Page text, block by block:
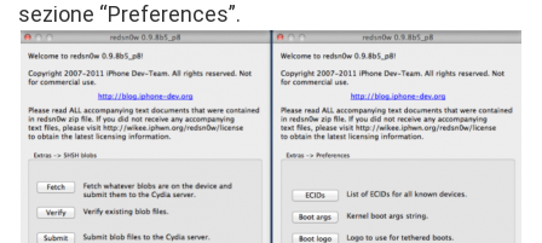
sezione “Preferences”.